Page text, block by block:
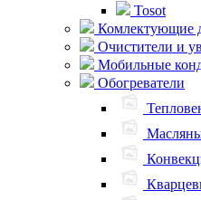
Tosot
Комлектующие
Очистители и
Мобильные
Обогреватели